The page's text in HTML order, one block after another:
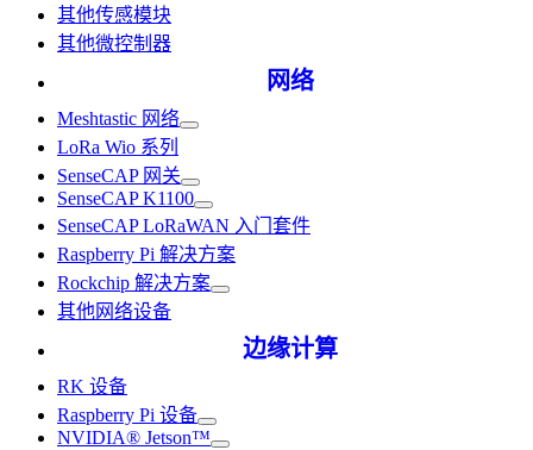
其他传感模块
其他微控制器
网络
Meshtastic 网络
LoRa Wio 系列
SenseCAP 网关
SenseCAP K1100
SenseCAP LoRaWAN 入门套件
Raspberry Pi 解决方案
Rockchip 解决方案
其他网络设备
边缘计算
RK 设备
Raspberry Pi 设备
NVIDIA® Jetson™